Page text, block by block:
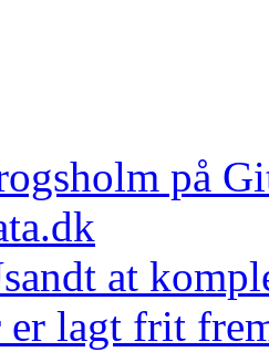
på
at
er lagt frit